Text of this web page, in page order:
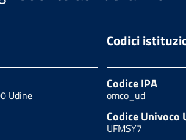
Udine
Codici
Codice IPA
omco_ud
Codice Univoco
UFMSY7